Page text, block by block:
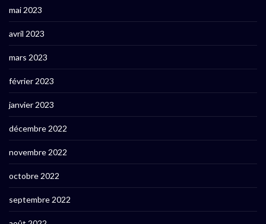
mai 2023
avril 2023
mars 2023
février 2023
janvier 2023
décembre 2022
novembre 2022
octobre 2022
septembre 2022